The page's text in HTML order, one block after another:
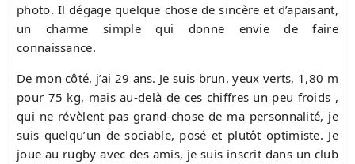
photo. Il dégage quelque chose de sincère et d’apaisant,
un charme simple qui donne envie de faire
connaissance.
De mon côté, j’ai 29 ans. Je suis brun, yeux verts, 1,80 m
pour 75 kg, mais au-delà de ces chiffres un peu froids ,
qui ne révèlent pas grand-chose de ma personnalité, je
suis quelqu’un de sociable, posé et plutôt optimiste. Je
joue au rugby avec des amis, je suis inscrit dans un club